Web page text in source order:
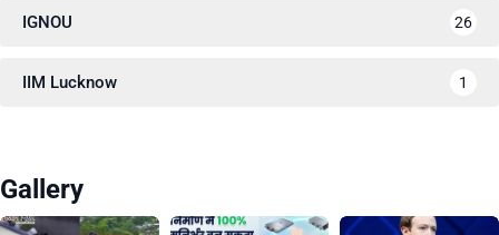
IGNOU 26
IIM Lucknow 1
Gallery